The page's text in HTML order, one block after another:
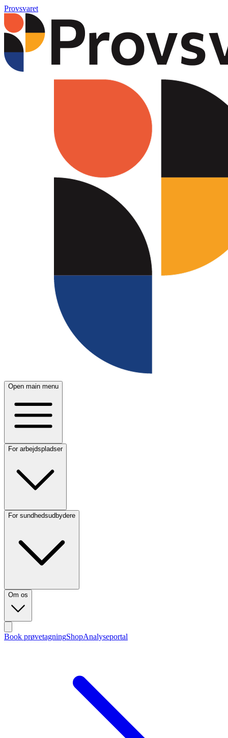
Provsvaret
Open main menu
For arbejdspladser
For sundhedsudbydere
Om os
Book prøvetagningShopAnalyseportal